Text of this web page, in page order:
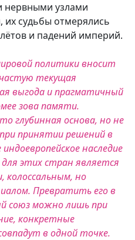
узлами
их судьбы отмерялись
и падений империй.
политики вносит
текущая
выгода и прагматичный
зова памяти.
глубинная основа, но не
принятии решений в
наследие
этих стран является
колоссальным, но
Превратить его в
союз можно лишь при
конкретные
в одной точке.